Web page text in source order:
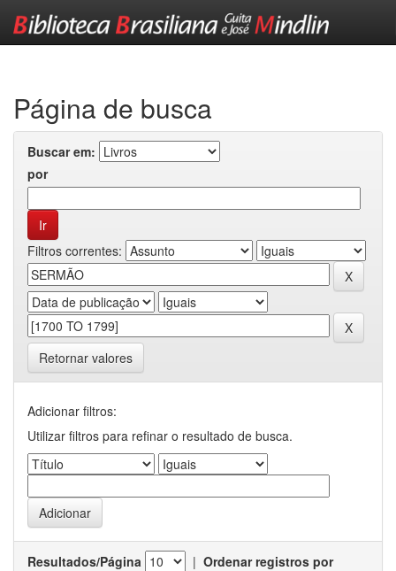
Página de busca
Buscar em:
por
Filtros correntes:
Retornar valores
Adicionar filtros:
Utilizar filtros para refinar o resultado de busca.
Resultados/Página | Ordenar registros por